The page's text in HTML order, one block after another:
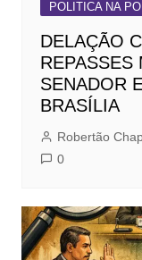
POLITICA NA
DELAÇÃO
REPASSES
SENADOR
BRASÍLIA
Robertão
0